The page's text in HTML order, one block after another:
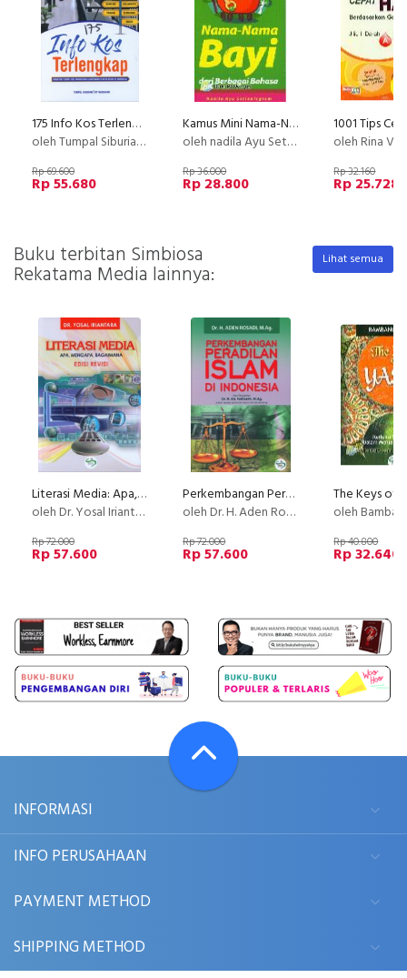
175 Info Kos Terlengkap
oleh Tumpal Siburian & BP Habeahan
Rp 69.600
Rp 55.680
Kamus Mini Nama-Nama Bayi dari Berbagai Bahasa
oleh nadila Ayu Setianingrum
Rp 36.000
Rp 28.800
oleh Rina
Rp 32.160
Rp 25.728
Buku terbitan Simbiosa
Rekatama Media lainnya:
Lihat semua
Literasi Media: Apa, Mengapa, Bagaimana Edisi Revisi
oleh Dr. Yosal Iriantara
Rp 72.000
Rp 57.600
Perkembangan Peradilan Islam di Indonesia
oleh Dr. H. Aden Rosadi, M.Ag
Rp 72.000
Rp 57.600
The Keys of
oleh Bambang
Rp 40.800
Rp 32.640
INFORMASI
INFO PERUSAHAAN
PAYMENT METHOD
SHIPPING METHOD